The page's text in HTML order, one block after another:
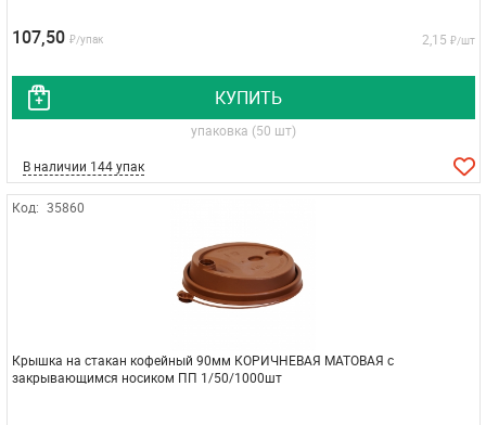
107,50 ₽/упак 2,15 ₽/шт
КУПИТЬ
упаковка (50 шт)
В наличии 144 упак
Код: 35860
Крышка на стакан кофейный 90мм КОРИЧНЕВАЯ МАТОВАЯ с
закрывающимся носиком ПП 1/50/1000шт